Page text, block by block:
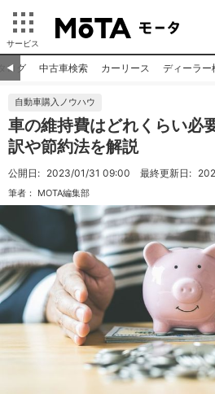
サービス
◀︎
ログ 中古車検索 カーリース ディーラー
自動車購入ノウハウ
車の維持費はどれくらい必
訳や節約法を解説
公開日: 2023/01/31 09:00 最終更新日:
筆者： MOTA編集部